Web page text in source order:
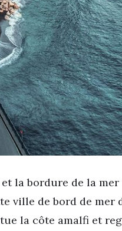
la bordure de la
ville de bord de mer
la côte amalfi et